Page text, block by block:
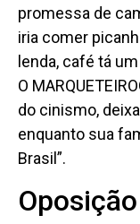
promessa de
iria comer
lenda, café tá
O
do cinismo,
enquanto sua
Brasil”.